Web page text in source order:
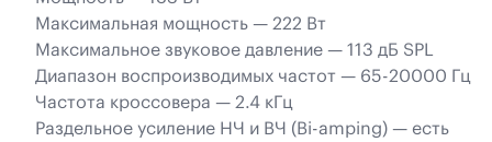
Максимальная мощность — 222 Вт
Максимальное звуковое давление — 113 дБ SPL
Диапазон воспроизводимых частот — 65-20000 Гц
Частота кроссовера — 2.4 кГц
Раздельное усиление НЧ и ВЧ (Bi-amping) — есть